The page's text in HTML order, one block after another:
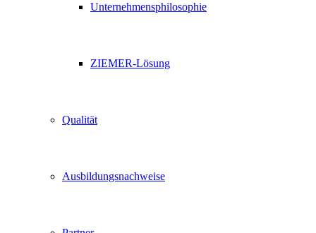
Unternehmensphilosophie
ZIEMER-Lösung
Qualität
Ausbildungsnachweise